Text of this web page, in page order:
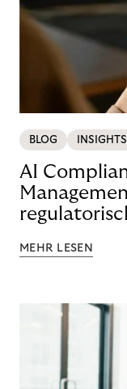
BLOG INSIGHTS
AI
MEHR LESEN